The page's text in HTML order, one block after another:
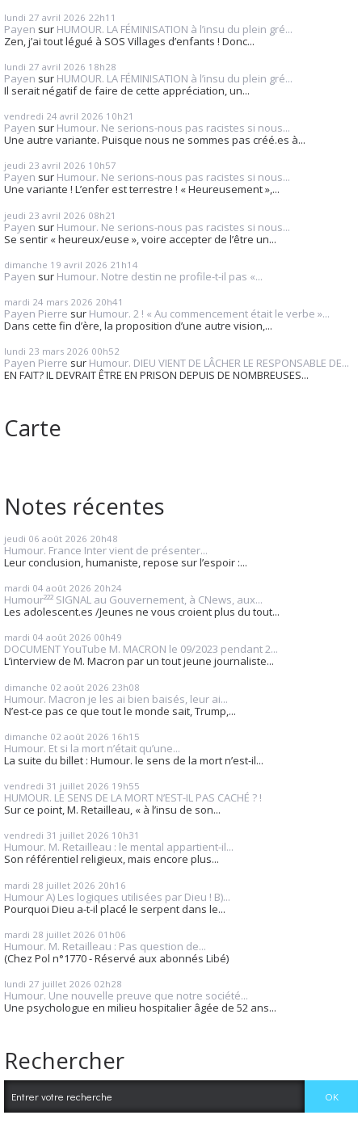
lundi 27 avril 2026 22h11
Payen sur HUMOUR. LA FÉMINISATION à l’insu du plein gré...
Zen, j’ai tout légué à SOS Villages d’enfants ! Donc...
lundi 27 avril 2026 18h28
Payen sur HUMOUR. LA FÉMINISATION à l’insu du plein gré...
Il serait négatif de faire de cette appréciation, un...
vendredi 24 avril 2026 10h21
Payen sur Humour. Ne serions-nous pas racistes si nous...
Une autre variante. Puisque nous ne sommes pas créé.es à...
jeudi 23 avril 2026 10h57
Payen sur Humour. Ne serions-nous pas racistes si nous...
Une variante ! L’enfer est terrestre ! « Heureusement »,...
jeudi 23 avril 2026 08h21
Payen sur Humour. Ne serions-nous pas racistes si nous...
Se sentir « heureux/euse », voire accepter de l’être un...
dimanche 19 avril 2026 21h14
Payen sur Humour. Notre destin ne profile-t-il pas «...
mardi 24 mars 2026 20h41
Payen Pierre sur Humour. 2 ! « Au commencement était le verbe »...
Dans cette fin d’ère, la proposition d’une autre vision,...
lundi 23 mars 2026 00h52
Payen Pierre sur Humour. DIEU VIENT DE LÂCHER LE RESPONSABLE DE...
EN FAIT? IL DEVRAIT ÊTRE EN PRISON DEPUIS DE NOMBREUSES...
Carte
Notes récentes
jeudi 06 août 2026 20h48
Humour. France Inter vient de présenter...
Leur conclusion, humaniste, repose sur l’espoir :...
mardi 04 août 2026 20h24
Humour²²² SIGNAL au Gouvernement, à CNews, aux...
Les adolescent.es /Jeunes ne vous croient plus du tout...
mardi 04 août 2026 00h49
DOCUMENT YouTube M. MACRON le 09/2023 pendant 2...
L’interview de M. Macron par un tout jeune journaliste...
dimanche 02 août 2026 23h08
Humour. Macron je les ai bien baisés, leur ai...
N’est-ce pas ce que tout le monde sait, Trump,...
dimanche 02 août 2026 16h15
Humour. Et si la mort n’était qu’une...
La suite du billet : Humour. le sens de la mort n’est-il...
vendredi 31 juillet 2026 19h55
HUMOUR. LE SENS DE LA MORT N’EST-IL PAS CACHÉ ? !
Sur ce point, M. Retailleau, « à l’insu de son...
vendredi 31 juillet 2026 10h31
Humour. M. Retailleau : le mental appartient-il...
Son référentiel religieux, mais encore plus...
mardi 28 juillet 2026 20h16
Humour A) Les logiques utilisées par Dieu ! B)...
Pourquoi Dieu a-t-il placé le serpent dans le...
mardi 28 juillet 2026 01h06
Humour. M. Retailleau : Pas question de...
(Chez Pol n°1770 - Réservé aux abonnés Libé)
lundi 27 juillet 2026 02h28
Humour. Une nouvelle preuve que notre société...
Une psychologue en milieu hospitalier âgée de 52 ans...
Rechercher